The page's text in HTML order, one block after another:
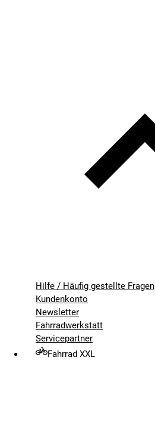
Hilfe / Häufig gestellte Fragen
Kundenkonto
Newsletter
Fahrradwerkstatt
Servicepartner
Fahrrad XXL